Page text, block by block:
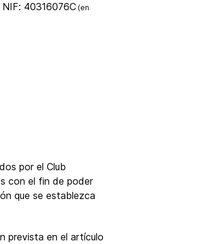
40316076C (en
por el Club
con el fin de poder
que se establezca
prevista en el artículo